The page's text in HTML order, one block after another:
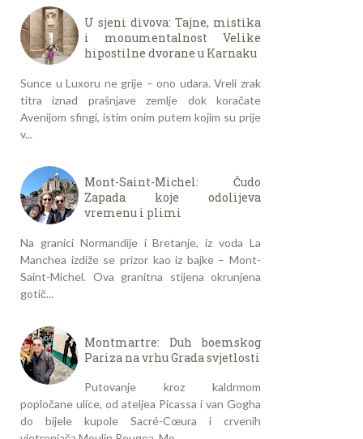
U sjeni divova: Tajne, mistika
i monumentalnost Velike
hipostilne dvorane u Karnaku
Sunce u Luxoru ne grije – ono udara. Vreli zrak
titra iznad prašnjave zemlje dok koračate
Avenijom sfingi, istim onim putem kojim su prije
v...
Mont-Saint-Michel: Čudo
Zapada koje odolijeva
vremenu i plimi
Na granici Normandije i Bretanje, iz voda La
Manchea izdiže se prizor kao iz bajke – Mont-
Saint-Michel. Ova granitna stijena okrunjena
gotič...
Montmartre: Duh boemskog
Pariza na vrhu Grada svjetlosti
Putovanje kroz kaldrmom
popločane ulice, od ateljea Picassa i van Gogha
do bijele kupole Sacré-Cœura i crvenih